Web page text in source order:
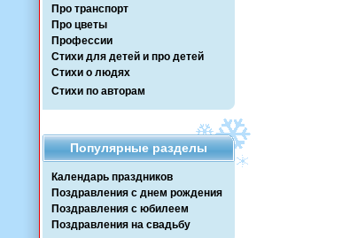
Про транспорт
Про цветы
Профессии
Стихи для детей и про детей
Стихи о людях
Стихи по авторам
Популярные разделы
Календарь праздников
Поздравления с днем рождения
Поздравления с юбилеем
Поздравления на свадьбу